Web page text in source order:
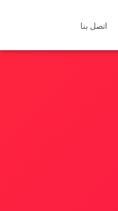
اتصل بنا